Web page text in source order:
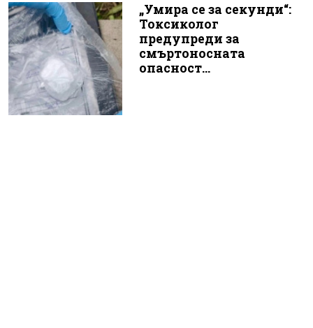
„Умира се за секунди“:
Токсиколог
предупреди за
смъртоносната
опасност...